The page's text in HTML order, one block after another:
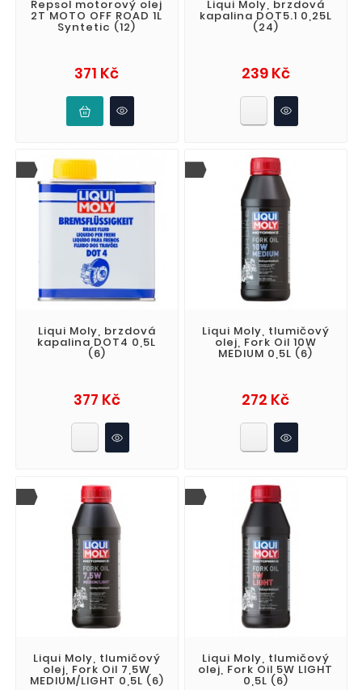
Repsol motorový olej
2T MOTO OFF ROAD 1L
Syntetic (12)
371 KčCena
Liqui Moly, brzdová
kapalina DOT5.1 0,25L
(24)
239 KčCena
Liqui Moly, brzdová
kapalina DOT4 0,5L
(6)
377 KčCena
Liqui Moly, tlumičový
olej, Fork Oil 10W
MEDIUM 0,5L (6)
272 KčCena
Liqui Moly, tlumičový
olej, Fork Oil 7,5W
MEDIUM/LIGHT 0,5L (6)
Liqui Moly, tlumičový
olej, Fork Oil 5W LIGHT
0,5L (6)